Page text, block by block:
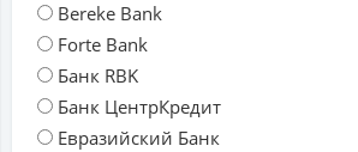
Bereke Bank
Forte Bank
Банк RBK
Банк ЦентрКредит
Евразийский Банк